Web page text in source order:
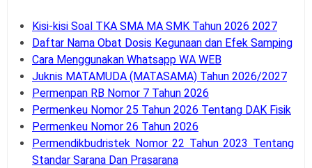
Kisi-kisi Soal TKA SMA MA SMK Tahun 2026 2027
Daftar Nama Obat Dosis Kegunaan dan Efek Samping
Cara Menggunakan Whatsapp WA WEB
Juknis MATAMUDA (MATASAMA) Tahun 2026/2027
Permenpan RB Nomor 7 Tahun 2026
Permenkeu Nomor 25 Tahun 2026 Tentang DAK Fisik
Permenkeu Nomor 26 Tahun 2026
Permendikbudristek Nomor 22 Tahun 2023 Tentang
Standar Sarana Dan Prasarana